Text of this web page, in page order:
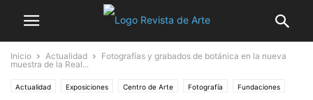
Inicio Actualidad
Fotografías y grabados de botánica en la nueva
muestra de la Real...
Actualidad Exposiciones Centro de Arte Fotografía Fundaciones